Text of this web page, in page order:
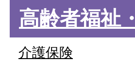
高齢者福祉
介護保険